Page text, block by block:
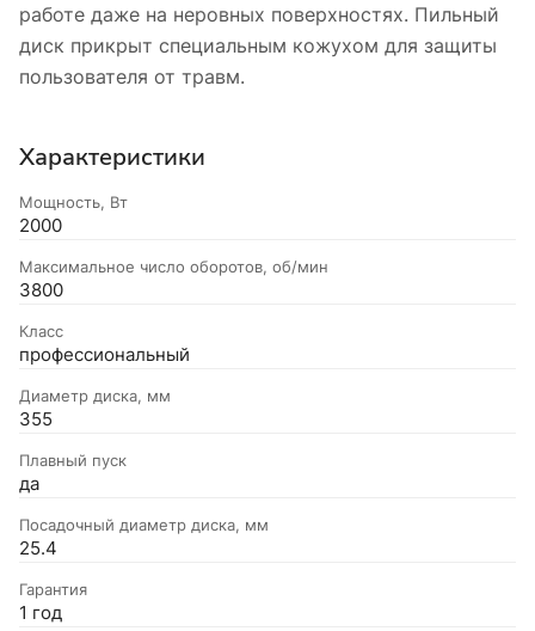
работе даже на неровных поверхностях. Пильный
диск прикрыт специальным кожухом для защиты
пользователя от травм.
Характеристики
Мощность, Вт
2000
Максимальное число оборотов, об/мин
3800
Класс
профессиональный
Диаметр диска, мм
355
Плавный пуск
да
Посадочный диаметр диска, мм
25.4
Гарантия
1 год